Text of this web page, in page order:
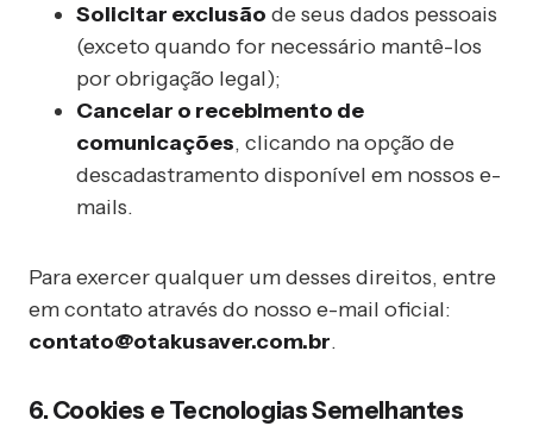
Solicitar exclusão de seus dados pessoais
(exceto quando for necessário mantê-los
por obrigação legal);
Cancelar o recebimento de
comunicações, clicando na opção de
descadastramento disponível em nossos e-
mails.
Para exercer qualquer um desses direitos, entre
em contato através do nosso e-mail oficial:
contato@otakusaver.com.br.
6. Cookies e Tecnologias Semelhantes